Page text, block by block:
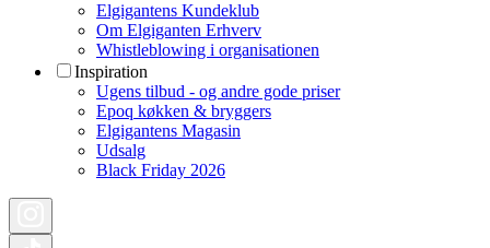
Elgigantens Kundeklub
Om Elgiganten Erhverv
Whistleblowing i organisationen
Inspiration
Ugens tilbud - og andre gode priser
Epoq køkken & bryggers
Elgigantens Magasin
Udsalg
Black Friday 2026